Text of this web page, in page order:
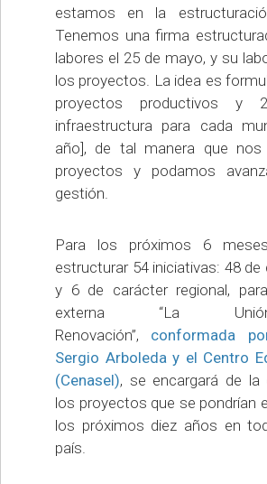
estamos en la
Tenemos una firma
labores el 25 de mayo, y su
los proyectos. La idea es
proyectos productivos y
infraestructura para cada
año], de tal manera que
proyectos y podamos
gestión.
Para los próximos 6
estructurar 54 iniciativas: 48 de
y 6 de carácter regional,
externa “La
Renovación”, conformada
Sergio Arboleda y el Centro
(Cenasel), se encargará de la
los proyectos que se pondrían
los próximos diez años en
país.